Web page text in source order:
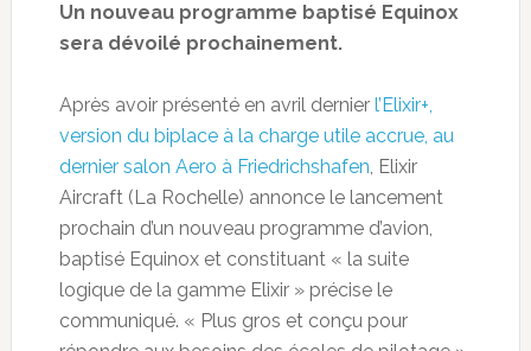
Un nouveau programme baptisé Equinox
sera dévoilé prochainement.
Après avoir présenté en avril dernier l’Elixir+,
version du biplace à la charge utile accrue, au
dernier salon Aero à Friedrichshafen, Elixir
Aircraft (La Rochelle) annonce le lancement
prochain d’un nouveau programme d’avion,
baptisé Equinox et constituant « la suite
logique de la gamme Elixir » précise le
communiqué. « Plus gros et conçu pour